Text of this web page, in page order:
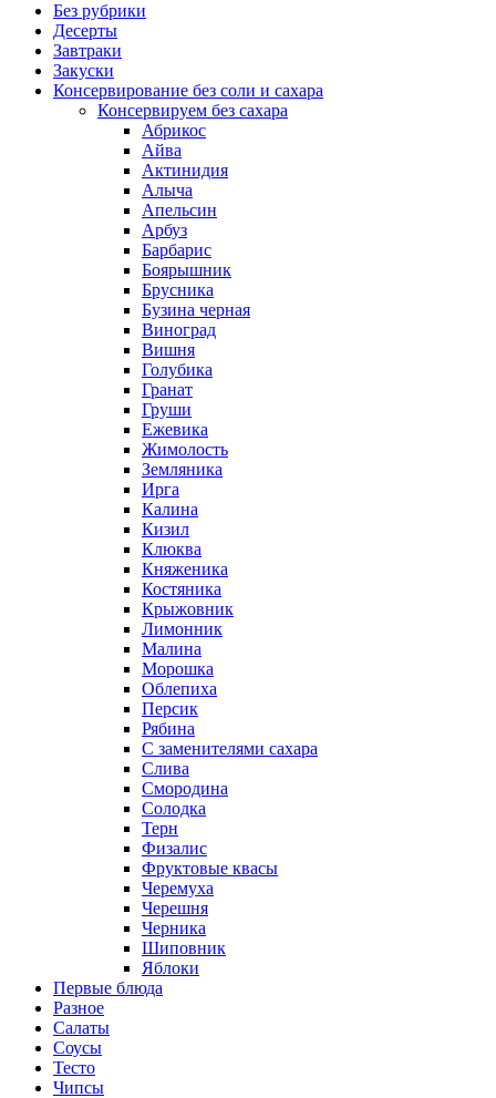
Без рубрики
Десерты
Завтраки
Закуски
Консервирование без соли и сахара
Консервируем без сахара
Абрикос
Айва
Актинидия
Алыча
Апельсин
Арбуз
Барбарис
Боярышник
Брусника
Бузина черная
Виноград
Вишня
Голубика
Гранат
Груши
Ежевика
Жимолость
Земляника
Ирга
Калина
Кизил
Клюква
Княженика
Костяника
Крыжовник
Лимонник
Малина
Морошка
Облепиха
Персик
Рябина
С заменителями сахара
Слива
Смородина
Солодка
Терн
Физалис
Фруктовые квасы
Черемуха
Черешня
Черника
Шиповник
Яблоки
Первые блюда
Разное
Салаты
Соусы
Тесто
Чипсы